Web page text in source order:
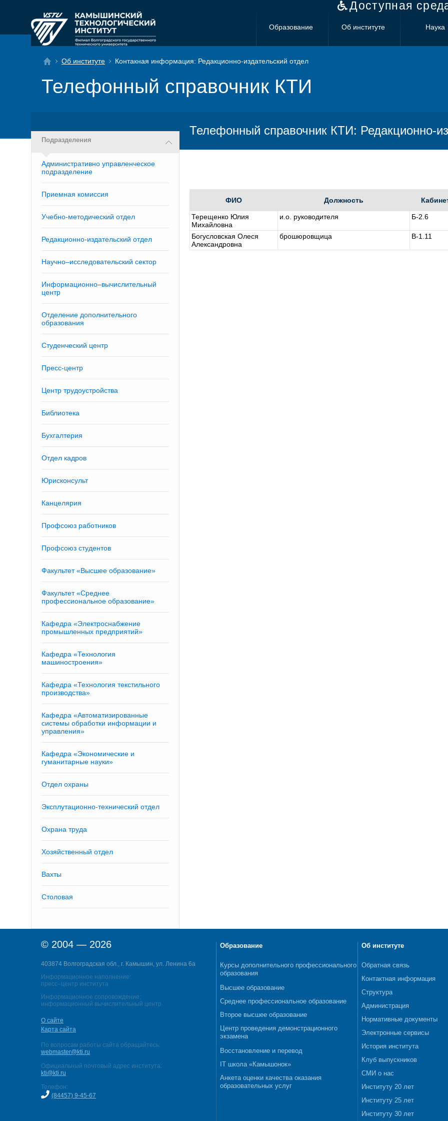
Доступная
Образование Об институте Наука
Об институте Контакная информация: Редакционно-издательский отдел
Телефонный справочник КТИ
Подразделения
Административно управленческое
подразделение
Приемная комиссия
Учебно-методический отдел
Редакционно-издательский отдел
Научно–исследовательский сектор
Информационно–вычислительный
центр
Отделение дополнительного
образования
Студенческий центр
Пресс-центр
Центр трудоустройства
Библиотека
Бухгалтерия
Отдел кадров
Юрисконсульт
Канцелярия
Профсоюз работников
Профсоюз студентов
Факультет «Высшее образование»
Факультет «Среднее
профессиональное образование»
Кафедра «Электроснабжение
промышленных предприятий»
Кафедра «Технология
машиностроения»
Кафедра «Технология текстильного
производства»
Кафедра «Автоматизированные
системы обработки информации и
управления»
Кафедра «Экономические и
гуманитарные науки»
Отдел охраны
Эксплутационно-технический отдел
Охрана труда
Хозяйственный отдел
Вахты
Столовая
Телефонный справочник КТИ: Редакционно-
ФИО Должность
Терещенко Юлия
Михайловна
и.о. руководителя Б-2.6
Богусловская Олеся
Александровна
брошюровщица В-1.11
© 2004 — 2026
403874 Волгоградская обл., г. Камышин, ул. Ленина 6а
Информационное наполнение:
пресс–центр института
Информационное сопровождение:
информационный вычислительный центр
О сайте
Карта сайта
По вопросам работы сайта обращайтесь:
webmaster@kti.ru
Официальный почтовый адрес института:
kti@kti.ru
Телефон:
(84457) 9-45-67
Образование
Курсы дополнительного профессионального
образования
Высшее образование
Среднее профессиональное образование
Второе высшее образование
Центр проведения демонстрационного
экзамена
Восстановление и перевод
IT школа «Камышонок»
Анкета оценки качества оказания
образовательных услуг
Об институте
Обратная связь
Контактная информация
Структура
Администрация
Нормативные документы
Электронные сервисы
История института
Клуб выпускников
СМИ о нас
Институту 20 лет
Институту 25 лет
Институту 30 лет